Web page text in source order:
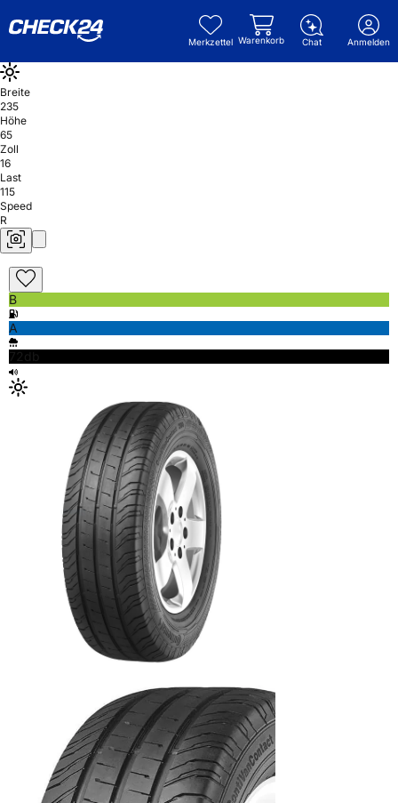
Merkzettel Warenkorb Chat Anmelden
Breite
235
Höhe
65
Zoll
16
Last
115
Speed
R
B
A
72db